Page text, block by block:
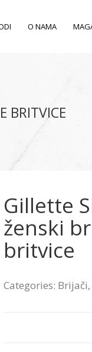
O NAMA
BRITVICE
Gillette
ženski
britvice
Categories: Brijači,